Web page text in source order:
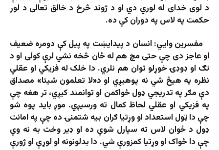
د لوی خدای له لوري دي او د ژوند څرخ د خالق تعالی د لوړ
حکمت په لاس په دوران کې ده.
مفسرین وايي: انسان د پیدایښت په پیل کې دومره ضعیف
او عاجز دی چې حتی مچ هم له ځان څخه نشي لرې کولی او د
تګ او ډوډۍ خوړلو توان هم نلري. دا خلک له فزيکي او عقلي
نظره په هيڅ شي نه پوهيږي او د«لا تعلمون شیئا» مصداق
دې مګر په تدريجي ډول ځواکمن او توانمند کيږي، تر هغه چې
په فزيکي او عقلي لحاظ کمال ته ورسيږي. موږ باید پوه شو
چې دا ټول استعداد او وړتیا ګران بیه شتمنۍ ده چې په امانت
ډول د ځوان لاس ته سپارل شوې ده او ډیر وخت به نه وي
چې دا ځواک او وړتیا کمزورې شي. دا بدلونونه او لوړې او ژورې